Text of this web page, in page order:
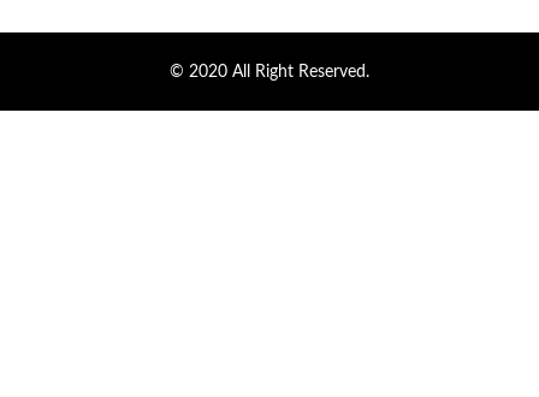
© 2020 All Right Reserved.